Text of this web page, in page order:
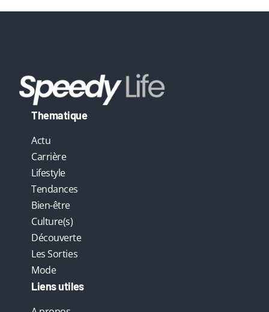
:
Thematique
Actu
Carrière
Lifestyle
Tendances
Bien-être
Culture(s)
Découverte
Les Sorties
Mode
Liens utiles